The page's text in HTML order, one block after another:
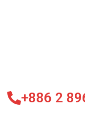
+886 2